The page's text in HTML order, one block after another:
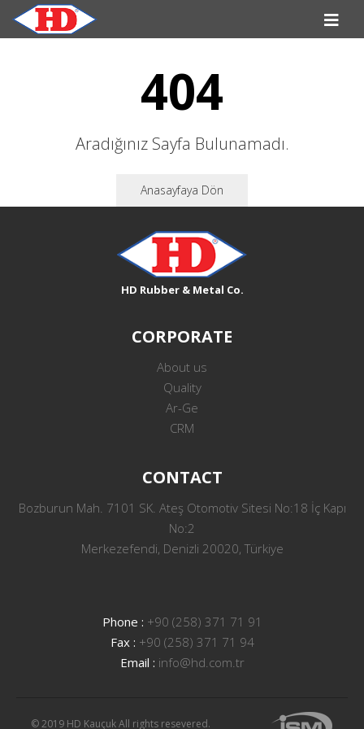
404
Aradığınız Sayfa Bulunamadı.
Anasayfaya Dön
HD Rubber & Metal Co.
CORPORATE
About us
Quality
Ar-Ge
CRM
CONTACT
Bozburun Mah. 7101 SK. Ateş Otomotiv Sitesi No:18 İç Kapı
No:2
Merkezefendi, Denizli 20020, Türkiye
Phone : +90 (258) 371 71 91
Fax : +90 (258) 371 71 94
Email : info@hd.com.tr
© 2019 HD Kauçuk All rights resevered.